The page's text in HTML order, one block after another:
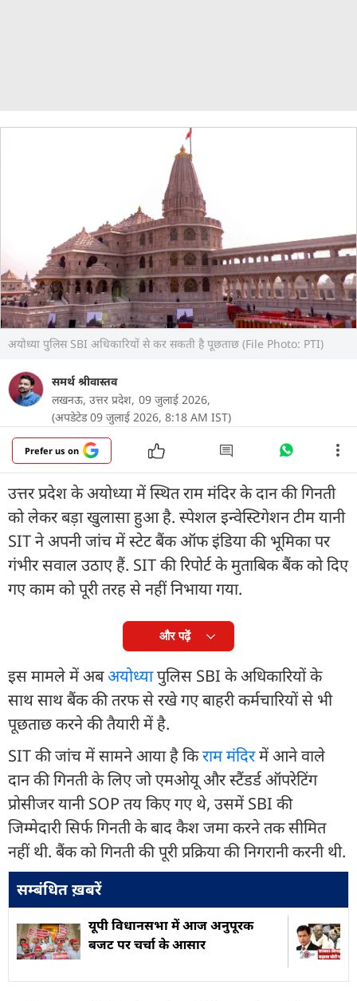
अयोध्या पुलिस SBI अधिकारियों से कर सकती है पूछताछ (File Photo: PTI)
समर्थ श्रीवास्तव
लखनऊ, उत्तर प्रदेश, 09 जुलाई 2026,
(अपडेटेड 09 जुलाई 2026, 8:18 AM IST)
Prefer us on
उत्तर प्रदेश के अयोध्या में स्थित राम मंदिर के दान की गिनती
को लेकर बड़ा खुलासा हुआ है. स्पेशल इन्वेस्टिगेशन टीम यानी
SIT ने अपनी जांच में स्टेट बैंक ऑफ इंडिया की भूमिका पर
गंभीर सवाल उठाए हैं. SIT की रिपोर्ट के मुताबिक बैंक को दिए
गए काम को पूरी तरह से नहीं निभाया गया.
और पढ़ें
इस मामले में अबअयोध्यापुलिस SBI के अधिकारियों के
साथ साथ बैंक की तरफ से रखे गए बाहरी कर्मचारियों से भी
पूछताछ करने की तैयारी में है.
SIT की जांच में सामने आया है किराम मंदिरमें आने वाले
दान की गिनती के लिए जो एमओयू और स्टैंडर्ड ऑपरेटिंग
प्रोसीजर यानी SOP तय किए गए थे, उसमें SBI की
जिम्मेदारी सिर्फ गिनती के बाद कैश जमा करने तक सीमित
नहीं थी. बैंक को गिनती की पूरी प्रक्रिया की निगरानी करनी थी.
सम्बंधित ख़बरें
यूपी विधानसभा में आज अनुपूरक
बजट पर चर्चा के आसार